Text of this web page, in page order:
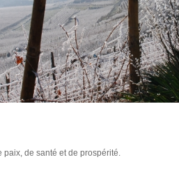
de santé et de prospérité.